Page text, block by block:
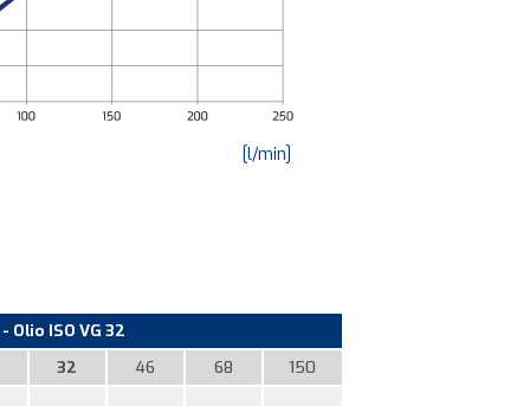
[l/min]
ISO VG 32
32 46 68
150